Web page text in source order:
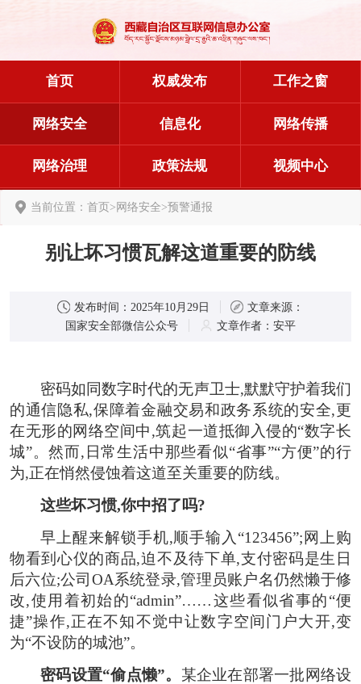
首页 权威发布 工作之窗
网络安全 信息化 网络传播
网络治理 政策法规 视频中心
当前位置： 首页>网络安全>预警通报
别让坏习惯瓦解这道重要的防线
发布时间： 2025年10月29日
文章来源：
国家安全部微信公众号
文章作者： 安平
密码如同数字时代的无声卫士,默默守护着我们
的通信隐私,保障着金融交易和政务系统的安全,更
在无形的网络空间中,筑起一道抵御入侵的“数字长
城”。然而,日常生活中那些看似“省事”“方便”的行
为,正在悄然侵蚀着这道至关重要的防线。
这些坏习惯,你中招了吗?
早上醒来解锁手机,顺手输入“123456”;网上购
物看到心仪的商品,迫不及待下单,支付密码是生日
后六位;公司OA系统登录,管理员账户名仍然懒于修
改,使用着初始的“admin”……这些看似省事的“便
捷”操作,正在不知不觉中让数字空间门户大开,变
为“不设防的城池”。
密码设置“偷点懒”。 某企业在部署一批网络设